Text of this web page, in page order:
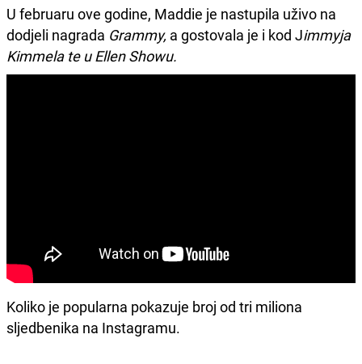
U februaru ove godine, Maddie je nastupila uživo na
dodjeli nagrada Grammy, a gostovala je i kod Jimmyja
Kimmela te u Ellen Showu.
Koliko je popularna pokazuje broj od tri miliona
sljedbenika na Instagramu.